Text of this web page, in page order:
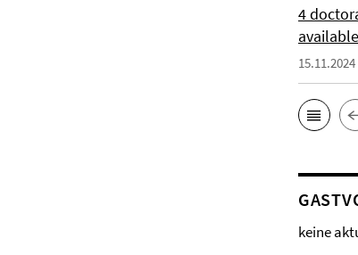
4
available
15.11.2024
keine